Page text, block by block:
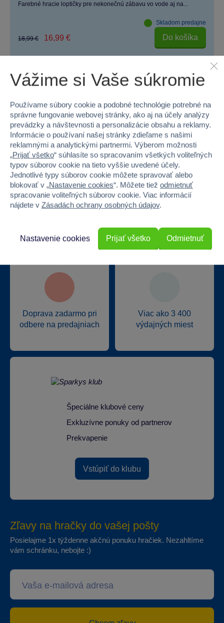
Farebné hracie loptičky pre nekonečnú zábavu vo vode aj na...
Skladom predajne
18,99 € 16,99 € Do košíka
Prečo nakupovať v Sparkys?
Najširší sortiment na
Doprava zadarmo pri
odbere na predajniach
Viac ako 3 400
výdajných miest
Špeciálne klubové ceny
Exkluzívne ponuky od partnerov
Prekvapenie
Vstúpiť do klubu
Zľavy na hračky do vašej pošty
Posielajme 1x týždenne akčnú ponuku hračiek. Nezahltíme
vám schránku, nebojte :)
Vážime si Vaše súkromie
Používame súbory cookie a podobné technológie potrebné na
správne fungovanie webovej stránky, ako aj na účely analýzy
prevádzky a návštevnosti a personalizácie obsahu a reklamy.
Informácie o používaní našej stránky zdieľame s našimi
reklamnými a analytickými partnermi. Výberom možnosti
„Prijať všetko“ súhlasíte so spracovaním všetkých voliteľných
typov súborov cookie na tieto vyššie uvedené účely.
Jednotlivé typy súborov cookie môžete spravovať alebo
blokovať v „Nastavenie cookies“. Môžete tiež odmietnuť
spracovanie voliteľných súborov cookie. Viac informácií
nájdete v Zásadách ochrany osobných údajov.
Odmietnuť
Nastavenie cookies Prijať všetko